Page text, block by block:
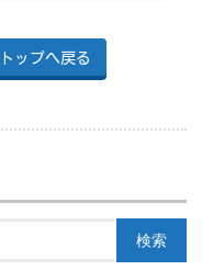
トップへ戻る
検索